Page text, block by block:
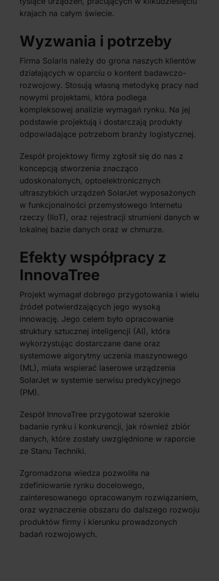
krajach na całym świecie.
Wyzwania i potrzeby
Firma Solaris należy do grona naszych klientów
działających w oparciu o kontent badawczo-
rozwojowy. Stosują własną metodykę pracy nad
nowymi projektami, która podlega
kompleksowej analizie wymagań rynku. Na jej
podstawie projektują i dostarczają produkty
odpowiadające potrzebom branży logistycznej.
Zespół projektowy firmy zgłosił się do nas z
koncepcją stworzenia znacząco
udoskonalonych, optoelektronicznych
ultraszybkich urządzeń SolarJet wyposażonych
w funkcjonalności przemysłowego Internetu
rzeczy (IIoT), oraz rejestracji strumieni danych w
lokalnej bazie danych oraz w chmurze.
Efekty współpracy z
InnovaTree
Projekt wymagał dobrego przygotowania i wielu
źródeł potwierdzających jego wysoką
innowację. Jego celem było opracowanie
struktury sztucznej inteligencji (AI), która
wykorzystując dostarczane dane oraz
systemowe algorytmy uczenia maszynowego
(ML), miała wspierać laserowe urządzenia
SolarJet w systemie serwisu predykcyjnego
(PM).
Zespół InnovaTree przygotował szerokie
badanie rynku i konkurencji, jak również zbiór
danych, które zostały uwzględnione w raporcie
ze Stanu Techniki.
Zgromadzona wiedza pozwoliła na
zdefiniowanie rynku docelowego,
zainteresowanego opracowanym rozwiązaniem,
oraz wyznaczenie obszaru do dalszego rozwoju
produktów firmy i kierunku prowadzonych
badań rozwojowych.